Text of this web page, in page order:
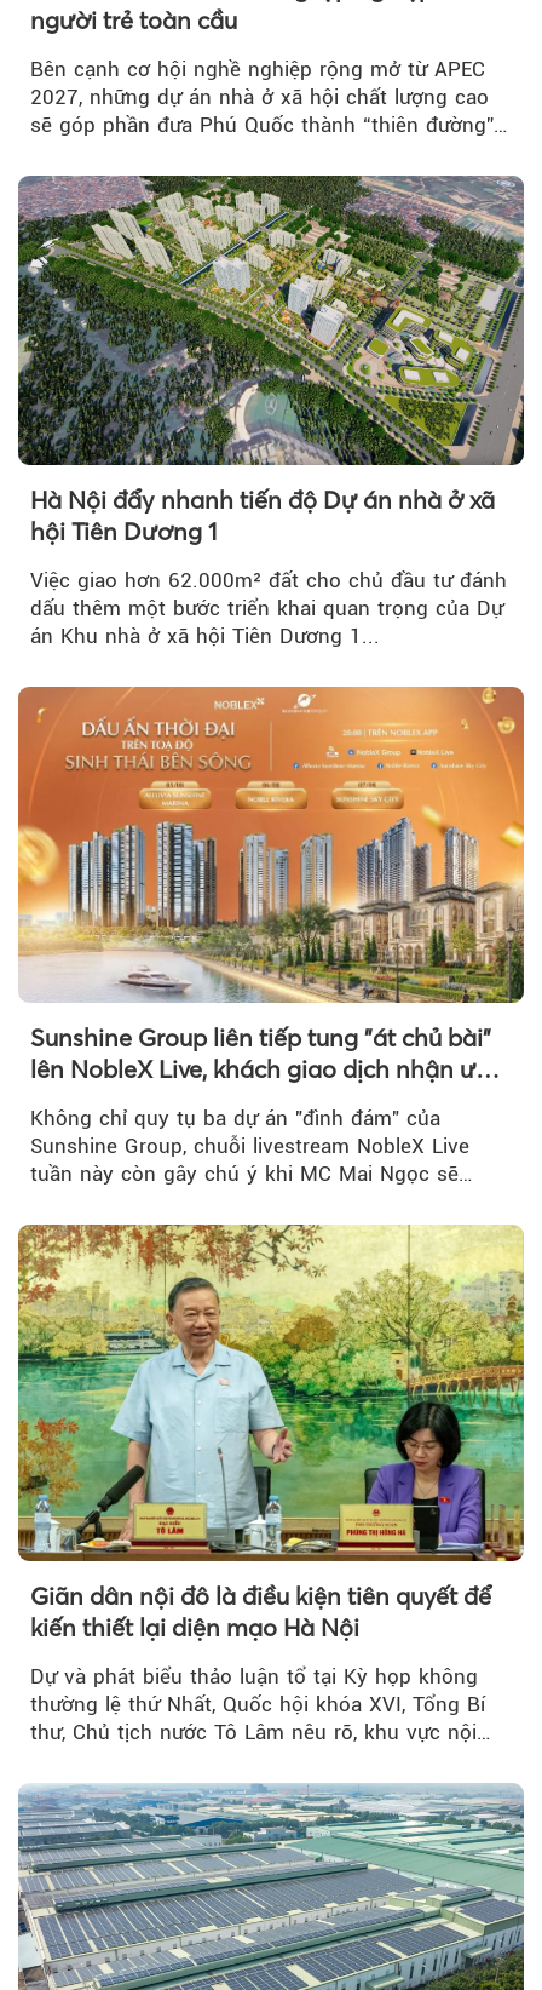
người trẻ toàn cầu
Bên cạnh cơ hội nghề nghiệp rộng mở từ APEC
2027, những dự án nhà ở xã hội chất lượng cao
sẽ góp phần đưa Phú Quốc thành “thiên đường”
Hà Nội đẩy nhanh tiến độ Dự án nhà ở xã
hội Tiên Dương 1
Việc giao hơn 62.000m² đất cho chủ đầu tư đánh
dấu thêm một bước triển khai quan trọng của Dự
án Khu nhà ở xã hội Tiên Dương 1...
Sunshine Group liên tiếp tung "át chủ bài"
lên NobleX Live, khách giao dịch nhận ưu
Không chỉ quy tụ ba dự án "đình đám" của
Sunshine Group, chuỗi livestream NobleX Live
tuần này còn gây chú ý khi MC Mai Ngọc sẽ
Giãn dân nội đô là điều kiện tiên quyết để
kiến thiết lại diện mạo Hà Nội
Dự và phát biểu thảo luận tổ tại Kỳ họp không
thường lệ thứ Nhất, Quốc hội khóa XVI, Tổng Bí
thư, Chủ tịch nước Tô Lâm nêu rõ, khu vực nội